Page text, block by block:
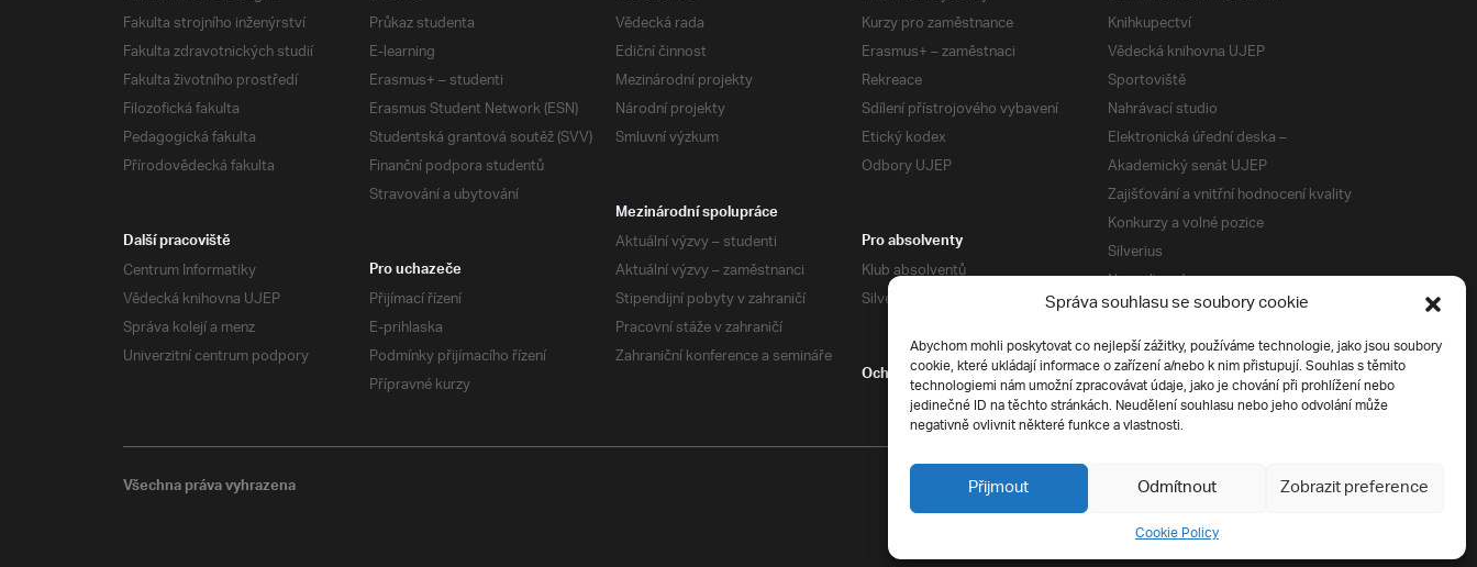
Správa souhlasu se soubory cookie
Abychom mohli poskytovat co nejlepší zážitky, používáme technologie, jako jsou soubory
cookie, které ukládají informace o zařízení a/nebo k nim přistupují. Souhlas s těmito
technologiemi nám umožní zpracovávat údaje, jako je chování při prohlížení nebo
jedinečné ID na těchto stránkách. Neudělení souhlasu nebo jeho odvolání může
negativně ovlivnit některé funkce a vlastnosti.
Přijmout Odmítnout Zobrazit preference
Cookie Policy
Fakulta strojního inženýrství
Fakulta zdravotnických studií
Fakulta životního prostředí
Filozofická fakulta
Pedagogická fakulta
Přírodovědecká fakulta
Průkaz studenta
E-learning
Erasmus+ – studenti
Erasmus Student Network (ESN)
Studentská grantová soutěž (SVV)
Finanční podpora studentů
Stravování a ubytování
Vědecká rada
Ediční činnost
Mezinárodní projekty
Národní projekty
Smluvní výzkum
Kurzy pro zaměstnance
Erasmus+ – zaměstnaci
Rekreace
Sdílení přístrojového vybavení
Etický kodex
Odbory UJEP
Knihkupectví
Vědecká knihovna UJEP
Sportoviště
Nahrávací studio
Elektronická úřední deska –
Akademický senát UJEP
Zajišťování a vnitřní hodnocení kvality
Konkurzy a volné pozice
Silverius
Napsali o nás
Tiskové zprávy
Mezinárodní spolupráce
Aktuální výzvy – studenti
Aktuální výzvy – zaměstnanci
Stipendijní pobyty v zahraničí
Pracovní stáže v zahraničí
Zahraniční konference a semináře
Další pracoviště
Centrum Informatiky
Vědecká knihovna UJEP
Správa kolejí a menz
Univerzitní centrum podpory
Pro absolventy
Klub absolventů
Silverius
Pro uchazeče
Přijímací řízení
E-prihlaska
Podmínky přijímacího řízení
Přípravné kurzy
Ochrana soukromí
Všechna práva vyhrazena